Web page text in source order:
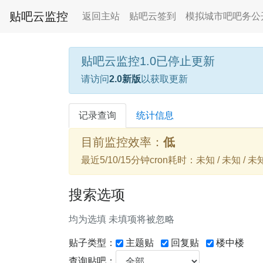
贴吧云监控 返回主站 贴吧云签到 模拟城市吧吧务公
贴吧云监控1.0已停止更新
请访问2.0新版 以获取更新
记录查询 统计信息
目前监控效率： 低
最近5/10/15分钟cron耗时：未知 / 未知 / 未
搜索选项
均为选填 未填项将被忽略
贴子类型： 主题贴 回复贴
楼中楼
查询贴吧：